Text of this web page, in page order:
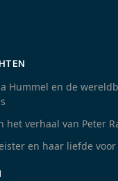
Hummel en de
het verhaal van Peter
en haar liefde